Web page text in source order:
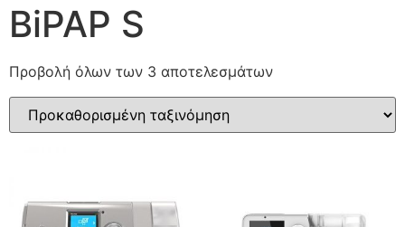
BiPAP S
Προβολή όλων των 3 αποτελεσμάτων